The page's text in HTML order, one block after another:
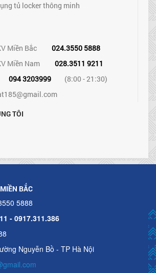
tủ locker thông minh
Miền Bắc
024.3550 5888
Miền Nam
028.3511 9211
094 3203999
(8:00 - 21:30)
TÔI
BẮC
5888
- 0917.311.386
Nguyễn Bồ - TP Hà Nội